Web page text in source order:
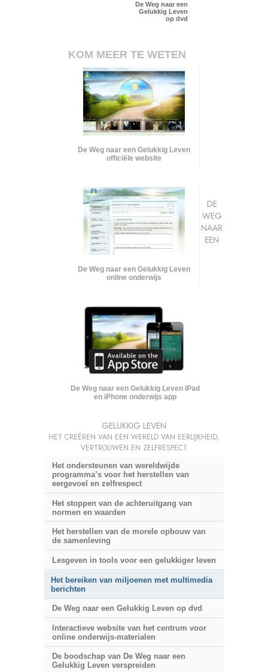
De Weg naar een
Gelukkig Leven
op dvd
KOM MEER TE WETEN
De Weg naar een Gelukkig Leven
officiële website
De Weg naar een Gelukkig Leven
online onderwijs
De Weg naar een Gelukkig Leven iPad
en iPhone onderwijs app
DE
WEG
NAAR
EEN
GELUKKIG LEVEN
HET CREËREN VAN EEN WERELD VAN EERLIJKHEID,
VERTROUWEN EN ZELFRESPECT
Het ondersteunen van wereldwijde
programma’s voor het herstellen van
eergevoel en zelfrespect
Het stoppen van de achteruitgang van
normen en waarden
Het herstellen van de morele opbouw van
de samenleving
Lesgeven in tools voor een gelukkiger leven
Het bereiken van miljoenen met multimedia
berichten
De Weg naar een Gelukkig Leven op dvd
Interactieve website van het centrum voor
online onderwijs-materialen
De boodschap van De Weg naar een
Gelukkig Leven verspreiden